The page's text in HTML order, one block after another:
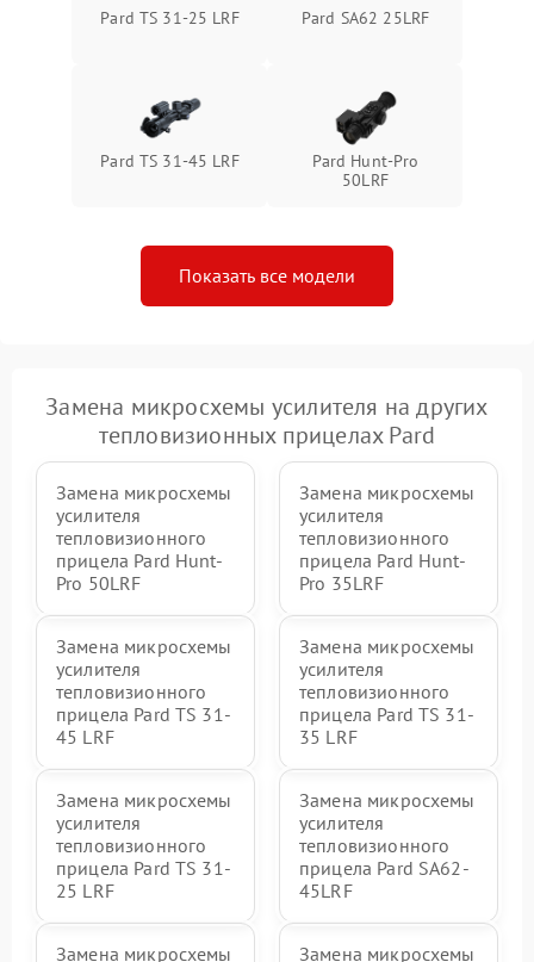
Pard TS 31-25 LRF Pard SA62 25LRF
Pard TS 31-45 LRF
Pard Hunt-Pro
50LRF
Показать все модели
Замена микросхемы усилителя на других
тепловизионных прицелах Pard
Замена микросхемы
усилителя
тепловизионного
прицела Pard Hunt-
Pro 50LRF
Замена микросхемы
усилителя
тепловизионного
прицела Pard Hunt-
Pro 35LRF
Замена микросхемы
усилителя
тепловизионного
прицела Pard TS 31-
45 LRF
Замена микросхемы
усилителя
тепловизионного
прицела Pard TS 31-
35 LRF
Замена микросхемы
усилителя
тепловизионного
прицела Pard TS 31-
25 LRF
Замена микросхемы
усилителя
тепловизионного
прицела Pard SA62-
45LRF
Замена микросхемы Замена микросхемы